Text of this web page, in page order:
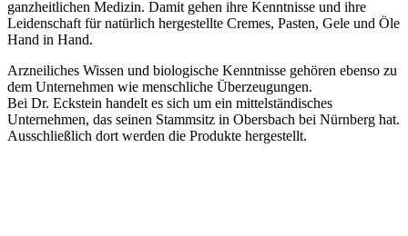
ganzheitlichen Medizin. Damit gehen ihre Kenntnisse und ihre
Leidenschaft für natürlich hergestellte Cremes, Pasten, Gele und Öle
Hand in Hand.
Arzneiliches Wissen und biologische Kenntnisse gehören ebenso zu
dem Unternehmen wie menschliche Überzeugungen.
Bei Dr. Eckstein handelt es sich um ein mittelständisches
Unternehmen, das seinen Stammsitz in Obersbach bei Nürnberg hat.
Ausschließlich dort werden die Produkte hergestellt.